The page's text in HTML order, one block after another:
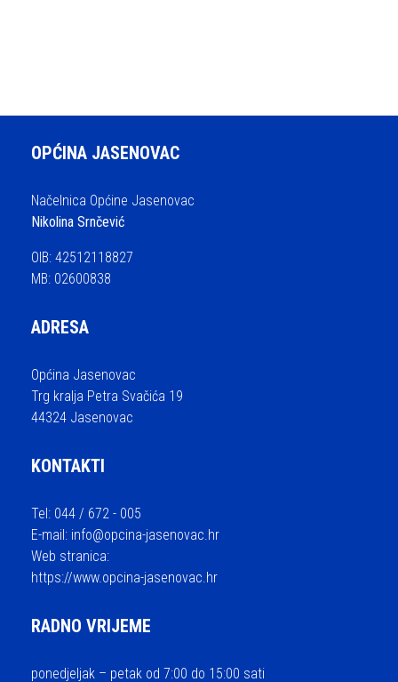
OPĆINA JASENOVAC
Načelnica Općine Jasenovac
Nikolina Srnčević
OIB: 42512118827
MB: 02600838
ADRESA
Općina Jasenovac
Trg kralja Petra Svačića 19
44324 Jasenovac
KONTAKTI
Tel: 044 / 672 - 005
E-mail: info@opcina-jasenovac.hr
Web stranica:
https://www.opcina-jasenovac.hr
RADNO VRIJEME
ponedjeljak – petak od 7:00 do 15:00 sati